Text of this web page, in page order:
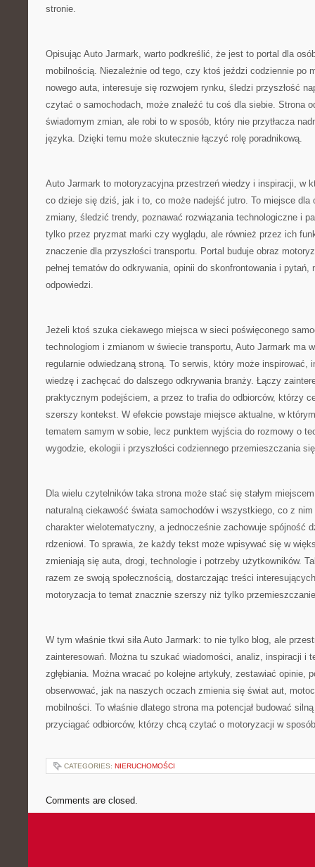
stronie.
Opisując Auto Jarmark, warto podkreślić, że jest to portal dla
mobilnością. Niezależnie od tego, czy ktoś jeździ codziennie po
nowego auta, interesuje się rozwojem rynku, śledzi przyszłość
czytać o samochodach, może znaleźć tu coś dla siebie. Strona
świadomym zmian, ale robi to w sposób, który nie przytłacza
języka. Dzięki temu może skutecznie łączyć rolę poradnikową.
Auto Jarmark to motoryzacyjna przestrzeń wiedzy i inspiracji, w
co dzieje się dziś, jak i to, co może nadejść jutro. To miejsce dla
zmiany, śledzić trendy, poznawać rozwiązania technologiczne i
tylko przez pryzmat marki czy wyglądu, ale również przez ich
znaczenie dla przyszłości transportu. Portal buduje obraz
pełnej tematów do odkrywania, opinii do skonfrontowania i pytań,
odpowiedzi.
Jeżeli ktoś szuka ciekawego miejsca w sieci poświęconego
technologiom i zmianom w świecie transportu, Auto Jarmark ma
regularnie odwiedzaną stroną. To serwis, który może inspirować,
wiedzę i zachęcać do dalszego odkrywania branży. Łączy
praktycznym podejściem, a przez to trafia do odbiorców, którzy
szerszy kontekst. W efekcie powstaje miejsce aktualne, w
tematem samym w sobie, lecz punktem wyjścia do rozmowy o
wygodzie, ekologii i przyszłości codziennego przemieszczania
Dla wielu czytelników taka strona może stać się stałym
naturalną ciekawość świata samochodów i wszystkiego, co z
charakter wielotematyczny, a jednocześnie zachowuje spójność
rdzeniowi. To sprawia, że każdy tekst może wpisywać się w
zmieniają się auta, drogi, technologie i potrzeby użytkowników.
razem ze swoją społecznością, dostarczając treści
motoryzacja to temat znacznie szerszy niż tylko
W tym właśnie tkwi siła Auto Jarmark: to nie tylko blog, ale
zainteresowań. Można tu szukać wiadomości, analiz, inspiracji i
zgłębiania. Można wracać po kolejne artykuły, zestawiać opinie,
obserwować, jak na naszych oczach zmienia się świat aut,
mobilności. To właśnie dlatego strona ma potencjał budować
przyciągać odbiorców, którzy chcą czytać o motoryzacji w
CATEGORIES: NIERUCHOMOŚCI
Comments are closed.